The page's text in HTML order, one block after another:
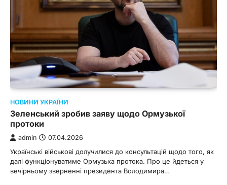
НОВИНИ УКРАЇНИ
Зеленський зробив заяву щодо Ормузької
протоки
admin 07.04.2026
Українські військові долучилися до консультацій щодо того, як
далі функціонуватиме Ормузька протока. Про це йдеться у
вечірньому зверненні президента Володимира…